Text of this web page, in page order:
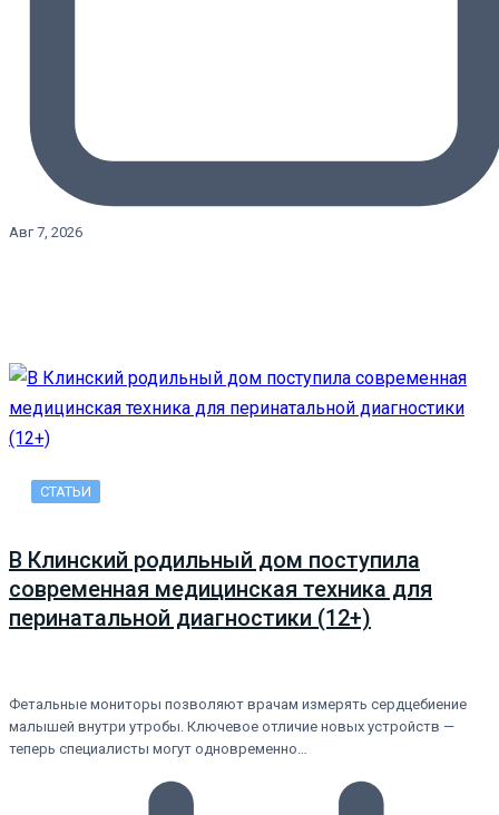
Авг 7, 2026
СТАТЬИ
В Клинский родильный дом поступила
современная медицинская техника для
перинатальной диагностики (12+)
Фетальные мониторы позволяют врачам измерять сердцебиение
малышей внутри утробы. Ключевое отличие новых устройств —
теперь специалисты могут одновременно…